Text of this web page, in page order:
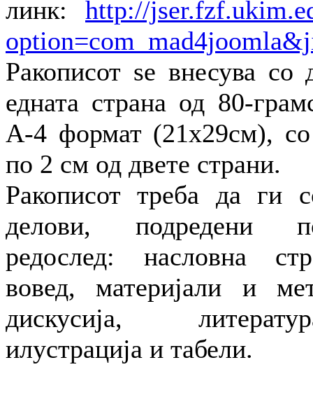
линк: http://
Ракописот se внесува со
едната страна од 80-
А-4 формат (21х29см), со
по 2 см од двете страни.
Ракописот треба да ги
делови, подредени
редослед: насловна
вовед, материјали и
дискусија,
илустрација и табели.